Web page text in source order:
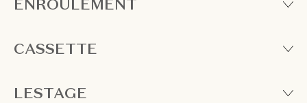
ENROULEMENT
CASSETTE
LESTAGE